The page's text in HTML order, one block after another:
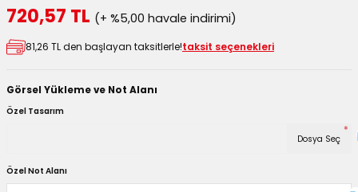
720,57 TL (+ %5,00 havale indirimi)
81,26 TL den başlayan taksitlerle!taksit seçenekleri
Görsel Yükleme ve Not Alanı
Özel Tasarım
Dosya Seç
*
Özel Not Alanı